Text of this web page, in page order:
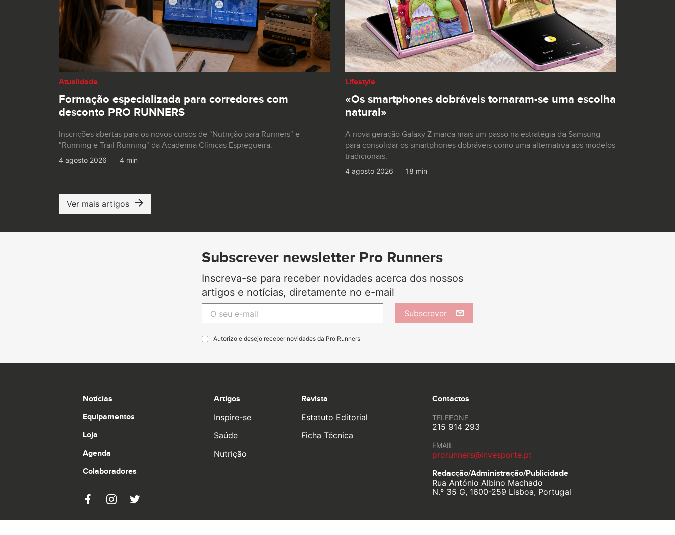
Atualidade
Formação especializada para corredores com
desconto PRO RUNNERS
Inscrições abertas para os novos cursos de "Nutrição para Runners" e
"Running e Trail Running" da Academia Clínicas Espregueira.
4 agosto 2026 4 min
Lifestyle
«Os smartphones dobráveis tornaram-se uma escolha
natural»
A nova geração Galaxy Z marca mais um passo na estratégia da Samsung
para consolidar os smartphones dobráveis como uma alternativa aos modelos
tradicionais.
4 agosto 2026 18 min
Ver mais artigos
Subscrever newsletter Pro Runners
Inscreva-se para receber novidades acerca dos nossos
artigos e notícias, diretamente no e-mail
Autorizo e desejo receber novidades da Pro Runners
Subscrever
Notícias
Equipamentos
Loja
Agenda
Colaboradores
Artigos
Inspire-se
Saúde
Nutrição
Revista
Estatuto Editorial
Ficha Técnica
Contactos
TELEFONE
215 914 293
EMAIL
prorunners@invesporte.pt
Redacção/Administração/Publicidade
Rua António Albino Machado
N.º 35 G, 1600-259 Lisboa, Portugal